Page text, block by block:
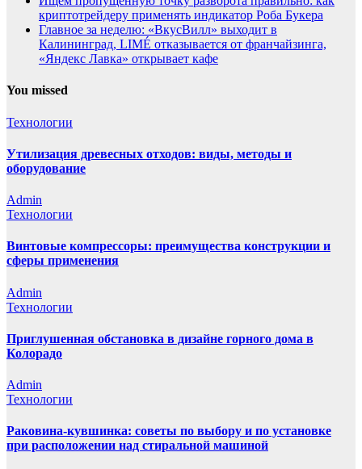
криптотрейдеру применять индикатор Роба Букера
Главное за неделю: «ВкусВилл» выходит в
Калининград, LIMÉ отказывается от франчайзинга,
«Яндекс Лавка» открывает кафе
You missed
Технологии
Утилизация древесных отходов: виды, методы и
оборудование
Admin
Технологии
Винтовые компрессоры: преимущества конструкции и
сферы применения
Admin
Технологии
Приглушенная обстановка в дизайне горного дома в
Колорадо
Admin
Технологии
Раковина-кувшинка: советы по выбору и по установке
при расположении над стиральной машиной